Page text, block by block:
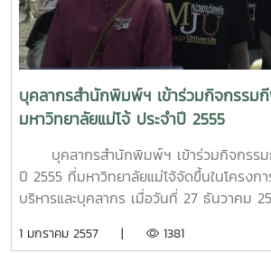
บุคลากรสำนักพิมพ์ฯ เข้าร่วมกิจกรรม
มหาวิทยาลัยแม่โจ้ ประจำปี 2555
บุคลากรสำนักพิมพ์ฯ เข้าร่วมกิจกรรม
ปี 2555 ที่มหาวิทยาลัยแม่โจ้จัดขึ้นในโครง
บริหารและบุคลากร เมื่อวันที่ 27 ธันวาคม
โจ้ เข้าร่วมกิจกรรม
1 มกราคม 2557 | 1381